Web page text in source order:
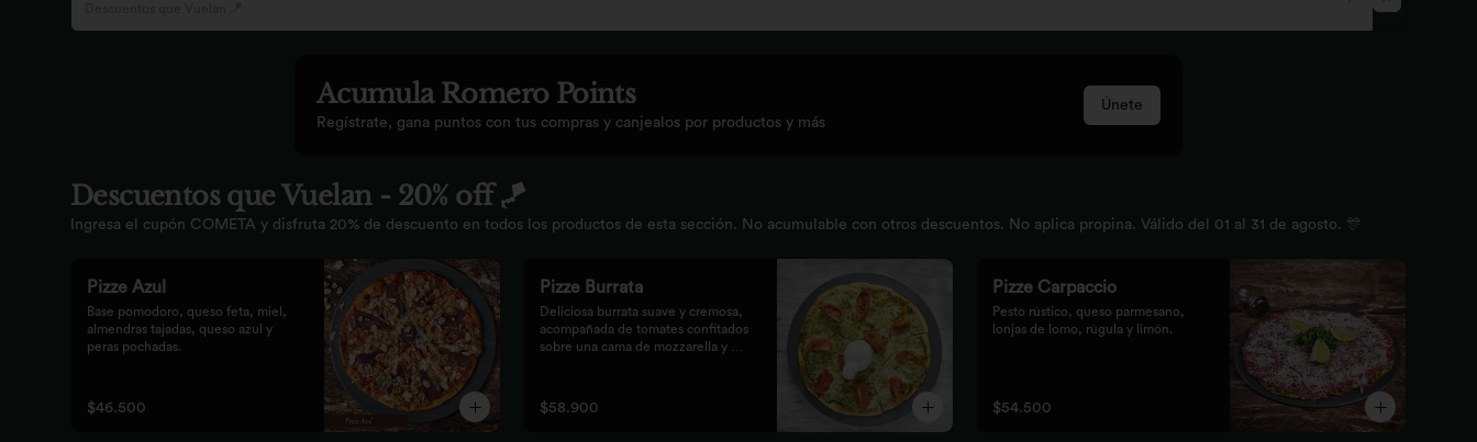
Acumula Romero Points
Regístrate, gana puntos con tus compras y canjealos por productos y más
Únete
Descuentos que Vuelan - 20% off 🪁
Ingresa el cupón COMETA y disfruta 20% de descuento en todos los productos de esta sección. No acumulable con otros descuentos. No aplica propina. Válido del 01 al 31 de agosto. 🎊
Pizze Azul
Base pomodoro, queso feta, miel,
almendras tajadas, queso azul y
peras pochadas.
$46.500
Pizze Burrata
Deliciosa burrata suave y cremosa,
acompañada de tomates confitados
sobre una cama de mozzarella y
$58.900
Pizze Carpaccio
Pesto rústico, queso parmesano,
lonjas de lomo, rúgula y limón.
$54.500